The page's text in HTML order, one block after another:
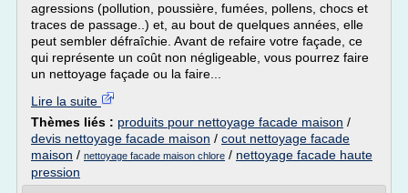
agressions (pollution, poussière, fumées, pollens, chocs et
traces de passage..) et, au bout de quelques années, elle
peut sembler défraîchie. Avant de refaire votre façade, ce
qui représente un coût non négligeable, vous pourrez faire
un nettoyage façade ou la faire...
Lire la suite
Thèmes liés : produits pour nettoyage facade maison /
devis nettoyage facade maison / cout nettoyage facade
maison / nettoyage facade maison chlore / nettoyage facade haute
pression